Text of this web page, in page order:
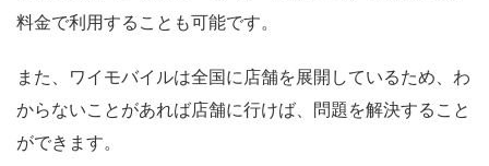
料金で利用することも可能です。
また、ワイモバイルは全国に店舗を展開しているため、わ
からないことがあれば店舗に行けば、問題を解決すること
ができます。